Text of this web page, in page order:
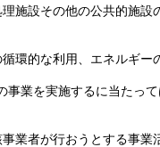
施設その他の公共的施
環的な利用、エネルギ
業を実施するに当たっ
業者が行おうとする事